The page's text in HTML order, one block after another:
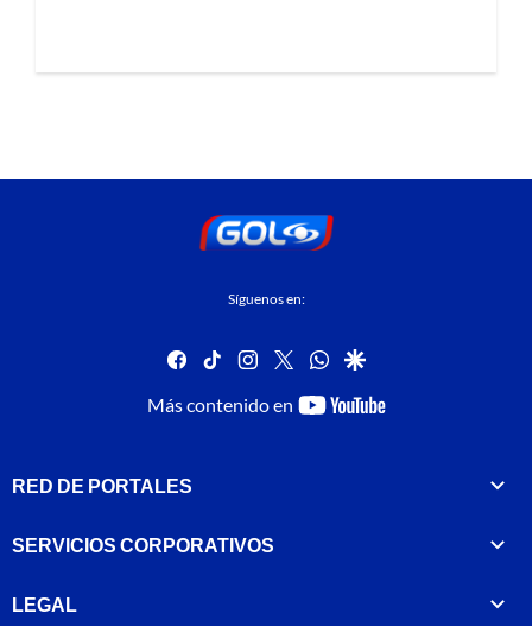
Síguenos en:
facebook
tiktok instagram
twitterwhatsapp
google
Más contenido en
youtube-
RED DE PORTALES
SERVICIOS CORPORATIVOS
LEGAL